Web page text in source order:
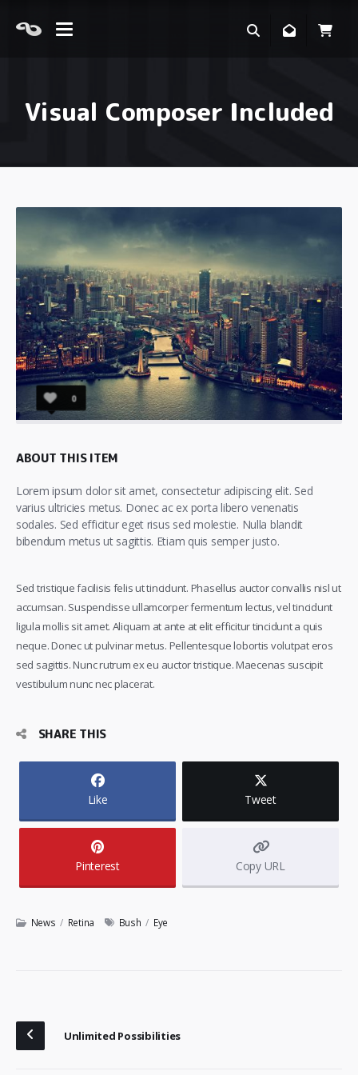
Visual Composer Included
0
ABOUT THIS ITEM
Lorem ipsum dolor sit amet, consectetur adipiscing elit. Sed
varius ultricies metus. Donec ac ex porta libero venenatis
sodales. Sed efficitur eget risus sed molestie. Nulla blandit
bibendum metus ut sagittis. Etiam quis semper justo.
Sed tristique facilisis felis ut tincidunt. Phasellus auctor convallis nisl ut
accumsan. Suspendisse ullamcorper fermentum lectus, vel tincidunt
ligula mollis sit amet. Aliquam at ante at elit efficitur tincidunt a quis
neque. Donec ut pulvinar metus. Pellentesque lobortis volutpat eros
sed sagittis. Nunc rutrum ex eu auctor tristique. Maecenas suscipit
vestibulum nunc nec placerat.
SHARE THIS
Like Tweet
Pinterest Copy URL
News / Retina Bush / Eye
Unlimited Possibilities